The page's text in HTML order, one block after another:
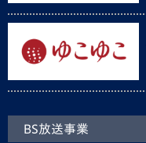
BS放送事業